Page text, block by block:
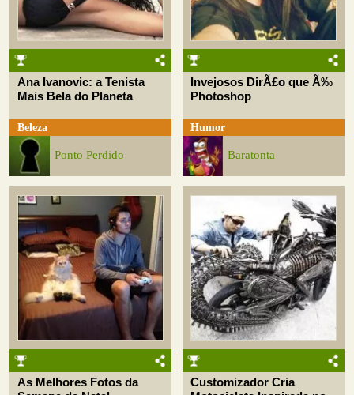
Ana Ivanovic: a Tenista
Mais Bela do Planeta
Beleza
Ponto Perdido
Invejosos DirÃ£o que Ã‰
Photoshop
Humor
Baratonta
As Melhores Fotos da
Customizador Cria